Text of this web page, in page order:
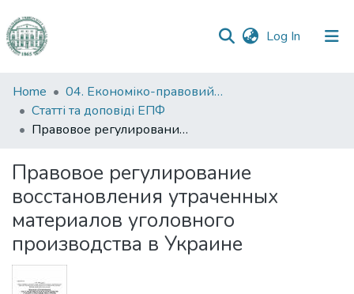
Log In (current)
Communities
&
Collections
Statistics
Home
04. Економіко-правовий факультет
Статті та доповіді ЕПФ
Правовое регулирование восстановления утраченных материалов уголовного производства в Украине
Правовое регулирование
восстановления утраченных
материалов уголовного
производства в Украине